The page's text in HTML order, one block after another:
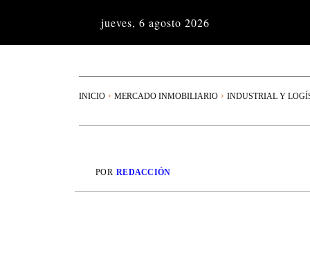
jueves, 6 agosto 2026
INICIO MERCADO INMOBILIARIO INDUSTRIAL Y
POR REDACCIÓN